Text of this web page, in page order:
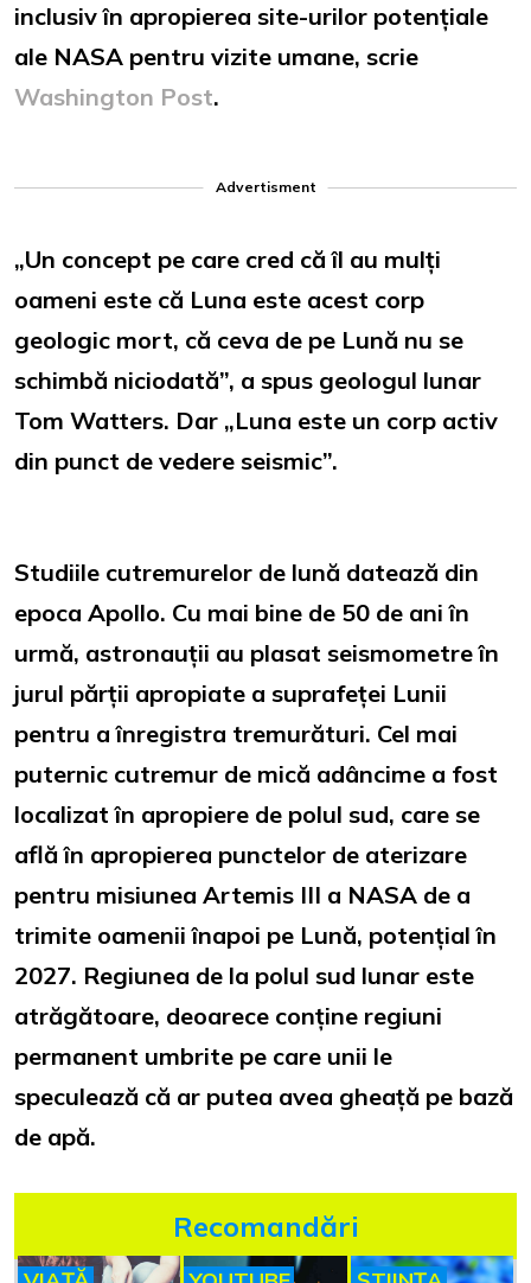
inclusiv în apropierea site-urilor potențiale
ale NASA pentru vizite umane, scrie
Washington Post.
Advertisment
„Un concept pe care cred că îl au mulți
oameni este că Luna este acest corp
geologic mort, că ceva de pe Lună nu se
schimbă niciodată”, a spus geologul lunar
Tom Watters. Dar „Luna este un corp activ
din punct de vedere seismic”.
Studiile cutremurelor de lună datează din
epoca Apollo. Cu mai bine de 50 de ani în
urmă, astronauții au plasat seismometre în
jurul părții apropiate a suprafeței Lunii
pentru a înregistra tremurături. Cel mai
puternic cutremur de mică adâncime a fost
localizat în apropiere de polul sud, care se
află în apropierea punctelor de aterizare
pentru misiunea Artemis III a NASA de a
trimite oamenii înapoi pe Lună, potențial în
2027. Regiunea de la polul sud lunar este
atrăgătoare, deoarece conține regiuni
permanent umbrite pe care unii le
speculează că ar putea avea gheață pe bază
de apă.
Recomandări